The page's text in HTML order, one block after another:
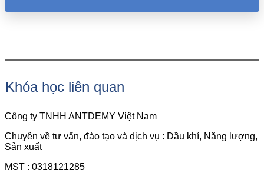
Khóa học liên quan
Công ty TNHH ANTDEMY Việt Nam
Chuyên về tư vấn, đào tạo và dịch vụ : Dầu khí, Năng lượng,
Sản xuất
MST : 0318121285